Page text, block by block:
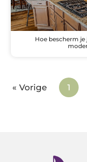
Hoe bescherm
« Vorige 1